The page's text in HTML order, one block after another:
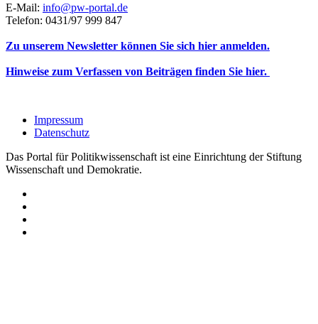
E-Mail: info@pw-portal.de
Telefon: 0431/97 999 847
Zu unserem Newsletter können Sie sich hier anmelden.
Hinweise zum Verfassen von Beiträgen finden Sie hier.
Impressum
Datenschutz
Das Portal für Politikwissenschaft ist eine Einrichtung der Stiftung
Wissenschaft und Demokratie.